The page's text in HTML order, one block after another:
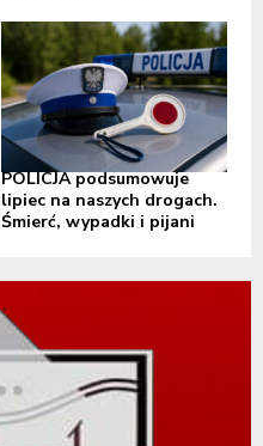
POLICJA podsumowuje
lipiec na naszych drogach.
Śmierć, wypadki i pijani